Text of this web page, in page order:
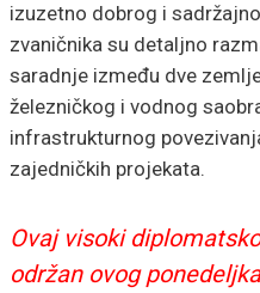
izuzetno dobrog i
zvaničnika su detaljno
saradnje između dve
železničkog i vodnog
infrastrukturnog
zajedničkih projekata.
Ovaj visoki
održan ovog